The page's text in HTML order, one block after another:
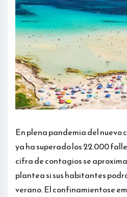
En plena pandemia del nuevo
ya ha superado los 22.000
cifra de contagios se aproxima
plantea si sus habitantes
verano. El confinamientose